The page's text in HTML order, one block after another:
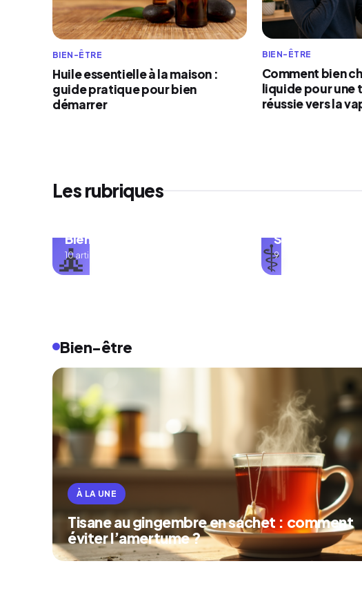
BIEN-ÊTRE
Huile essentielle à la maison :
guide pratique pour bien
démarrer
BIEN-ÊTRE
Comment bien
liquide pour une
réussie vers la
Les rubriques
🧘
Bien-être
10 articles ⚕️Santé
9 articles
Bien-être
À LA UNE
Tisane au gingembre en sachet : comment
éviter l’amertume ?